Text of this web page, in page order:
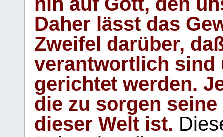
Daher lässt das
Zweifel darüber,
verantwortlich sind
gerichtet werden.
die zu sorgen
dieser Welt ist.